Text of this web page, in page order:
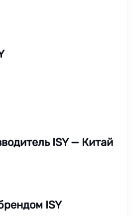
ISY — Китай
ISY